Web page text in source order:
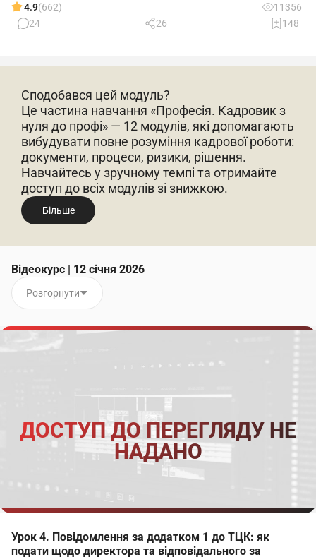
4.9(662)
11356
24
26 148
Сподобався цей модуль?
Це частина навчання «Професія. Кадровик з
нуля до профі» — 12 модулів, які допомагають
вибудувати повне розуміння кадрової роботи:
документи, процеси, ризики, рішення.
Навчайтесь у зручному темпі та отримайте
доступ до всіх модулів зі знижкою.
Більше
Відеокурс | 12 січня 2026
Розгорнути
ДОСТУП ДО ПЕРЕГЛЯДУ НЕ
НАДАНО
Урок 4. Повідомлення за додатком 1 до ТЦК: як
подати щодо директора та відповідального за